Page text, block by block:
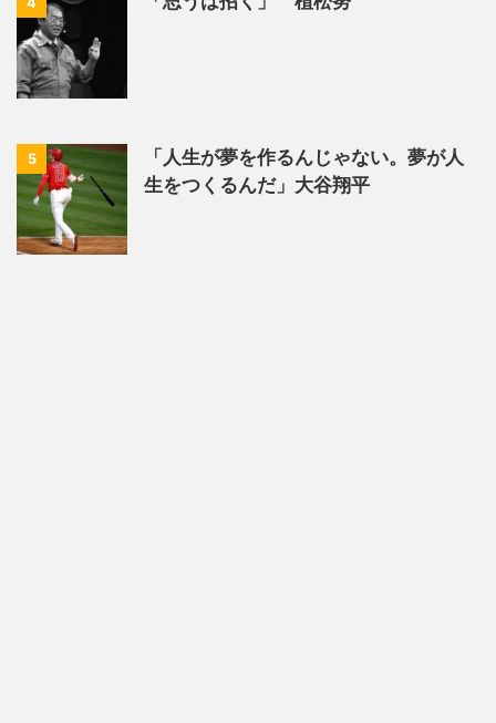
5
「人生が夢を作るんじゃない。夢が人
生をつくるんだ」大谷翔平